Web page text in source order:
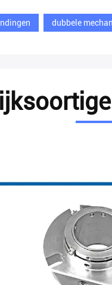
dubbele